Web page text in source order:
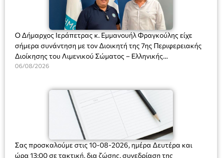
Ο Δήμαρχος Ιεράπετρας κ. Εμμανουήλ Φραγκούλης είχε
σήμερα συνάντηση με τον Διοικητή της 7ης Περιφερειακής
Διοίκησης του Λιμενικού Σώματος – Ελληνικής
Ακτοφυλακής (Λ.Σ.-ΕΛ.ΑΚΤ.), Αρχιπλοίαρχο Λ.Σ. κ. Ιωάννη
06/08/2026
Σας προσκαλούμε στις 10-08-2026, ημέρα Δευτέρα και
ώρα 13:00 σε τακτική, δια ζώσης, συνεδρίαση της